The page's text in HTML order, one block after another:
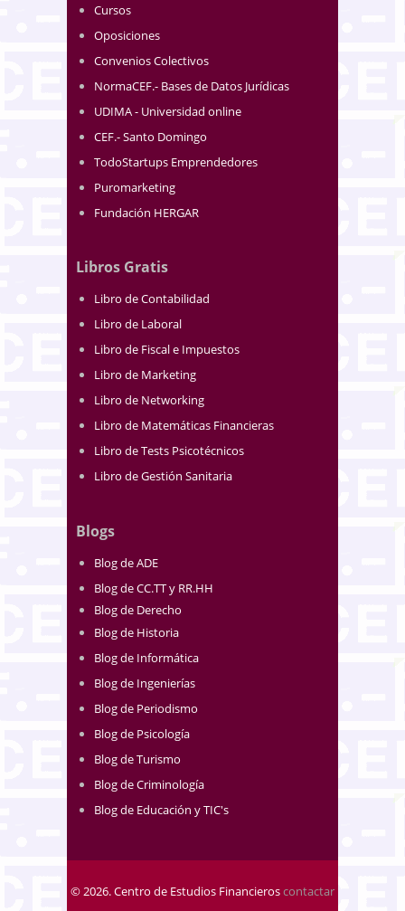
Cursos
Oposiciones
Convenios Colectivos
NormaCEF.- Bases de Datos Jurídicas
UDIMA - Universidad online
CEF.- Santo Domingo
TodoStartups Emprendedores
Puromarketing
Fundación HERGAR
Libros Gratis
Libro de Contabilidad
Libro de Laboral
Libro de Fiscal e Impuestos
Libro de Marketing
Libro de Networking
Libro de Matemáticas Financieras
Libro de Tests Psicotécnicos
Libro de Gestión Sanitaria
Blogs
Blog de ADE
Blog de CC.TT y RR.HH
Blog de Derecho
Blog de Historia
Blog de Informática
Blog de Ingenierías
Blog de Periodismo
Blog de Psicología
Blog de Turismo
Blog de Criminología
Blog de Educación y TIC's
© 2026. Centro de Estudios Financieroscontactar